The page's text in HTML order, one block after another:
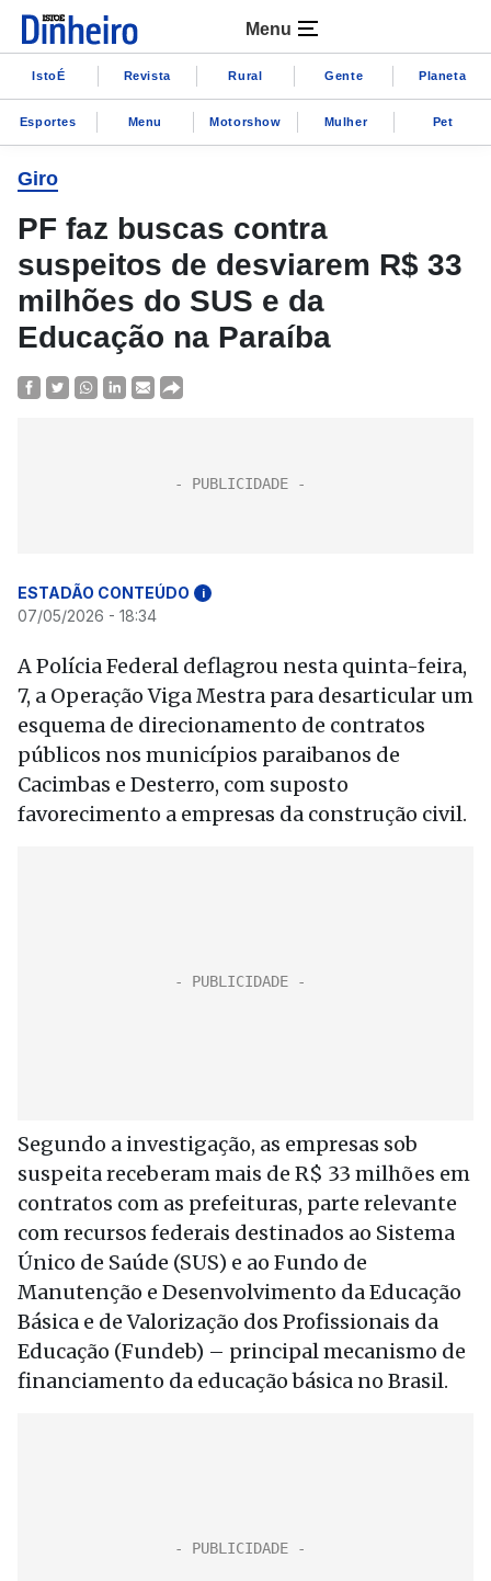
Menu
IstoÉ Revista Rural Gente Planeta
Esportes Menu Motorshow Mulher Pet
Giro
PF faz buscas contra
suspeitos de desviarem R$ 33
milhões do SUS e da
Educação na Paraíba
ESTADÃO CONTEÚDO i
07/05/2026 - 18:34
A Polícia Federal deflagrou nesta quinta-feira,
7, a Operação Viga Mestra para desarticular um
esquema de direcionamento de contratos
públicos nos municípios paraibanos de
Cacimbas e Desterro, com suposto
favorecimento a empresas da construção civil.
Segundo a investigação, as empresas sob
suspeita receberam mais de R$ 33 milhões em
contratos com as prefeituras, parte relevante
com recursos federais destinados ao Sistema
Único de Saúde (SUS) e ao Fundo de
Manutenção e Desenvolvimento da Educação
Básica e de Valorização dos Profissionais da
Educação (Fundeb) – principal mecanismo de
financiamento da educação básica no Brasil.